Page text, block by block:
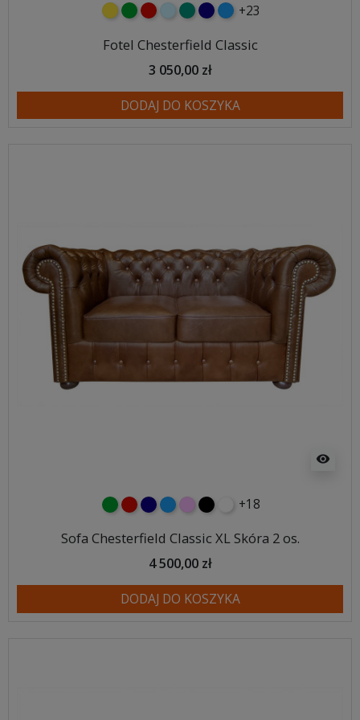
żółtyzielonyczerwony
błękitnyturkusowy
granatowy
niebieski
+23
Fotel Chesterfield Classic
3 050,00 zł
DODAJ DO KOSZYKA
visibility
zielonyczerwony
granatowy
niebieski
różowyczarnybiały+18
Sofa Chesterfield Classic XL Skóra 2 os.
4 500,00 zł
DODAJ DO KOSZYKA